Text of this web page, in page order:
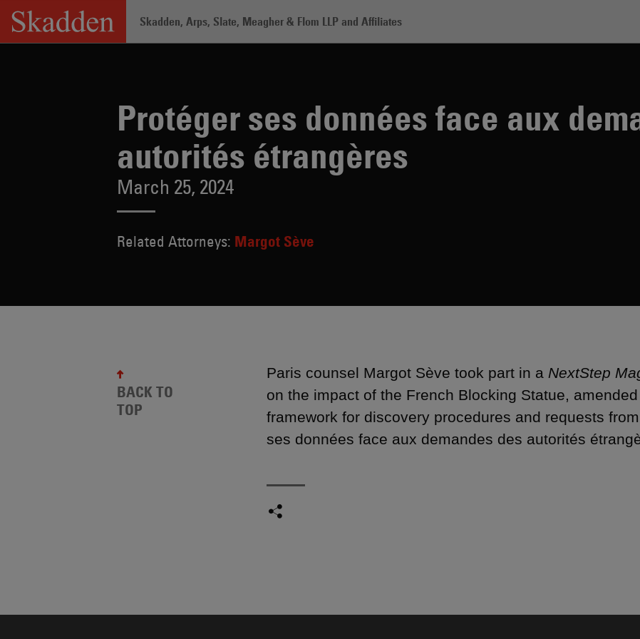
Skip
content
Skadden, Arps, Slate, Meagher & Flom LLP and Affiliates
Protéger ses données face aux
autorités étrangères
March 25, 2024
Related Attorneys: Margot Sève
Paris counsel Margot Sève took part in a NextStep
on the impact of the French Blocking Statue,
framework for discovery procedures and requests
ses données face aux demandes des autorités
BACK TO
TOP